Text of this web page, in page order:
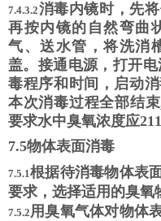
7.4.3.2消毒内镜时，先
再按内镜的自然弯曲
气、送水管，将洗消
盖。接通电源，打开
毒程序和时间，启动
本次消毒过程全部结
要求水中臭氧浓度应
7.5物体表面消毒
7.5.1根据待消毒物体表
要求，选择适用的臭氧
7.5.2用臭氧气体对物体